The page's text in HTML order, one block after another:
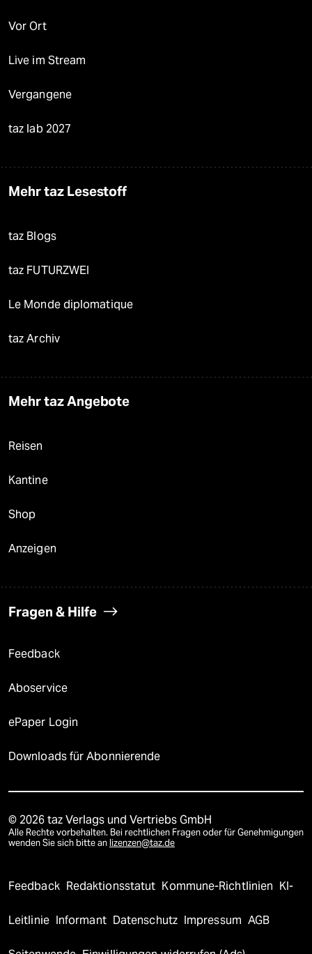
Vor Ort
Live im Stream
Vergangene
taz lab 2027
Mehr taz Lesestoff
taz Blogs
taz FUTURZWEI
Le Monde diplomatique
taz Archiv
Mehr taz Angebote
Reisen
Kantine
Shop
Anzeigen
Fragen & Hilfe
Feedback
Aboservice
ePaper Login
Downloads für Abonnierende
© 2026 taz Verlags und Vertriebs GmbH
Alle Rechte vorbehalten. Bei rechtlichen Fragen oder für Genehmigungen
wenden Sie sich bitte an lizenzen@taz.de
Feedback Redaktionsstatut Kommune-Richtlinien KI-
Leitlinie Informant Datenschutz Impressum AGB